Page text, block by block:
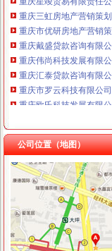
重庆市优研房地产营销
重庆戴盛贷款咨询有限
重庆伟尚科技发展有限
重庆汇泰贷款咨询有限
重庆市罗云科技有限公司
重庆欧氏科技发展有限
重庆安赐商贸有限公司
重庆恺昶贸易有限公司
上海蓝天房屋装饰工程
公司位置（地图）
加洲办执照
加洲红娱乐会所,团购,优
100家企业领执照率先进